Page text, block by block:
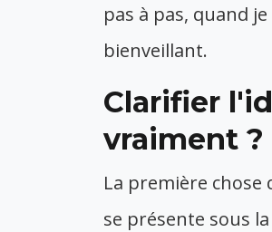
pas à pas, quand
bienveillant.
Clarifier
vraiment ?
La première chose
se présente sous